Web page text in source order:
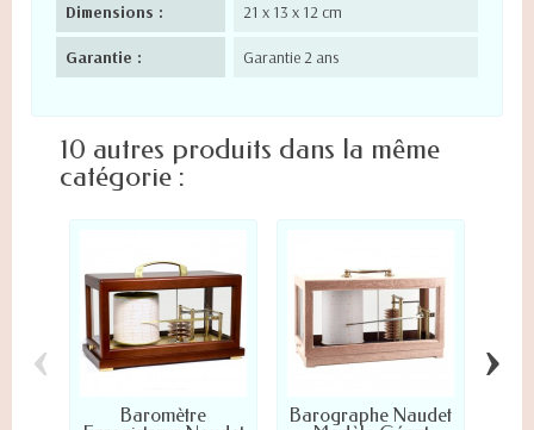
Dimensions : 21 x 13 x 12 cm
Garantie : Garantie 2 ans
10 autres produits dans la même
catégorie :
Baromètre Barographe Naudet
‹ ›